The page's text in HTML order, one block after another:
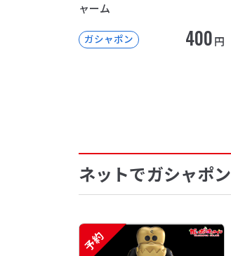
ャーム
ガシャポン 400円
ネットでガシャポン
予約